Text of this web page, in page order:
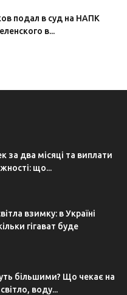
подал в суд на НАПК
в...
за два місяці та виплати
що...
взимку: в Україні
гігават буде
більшими? Що чекає на
воду...